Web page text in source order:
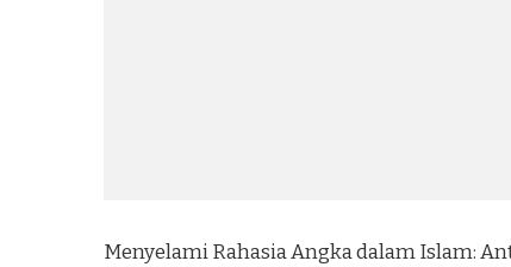
Menyelami Rahasia Angka dalam Islam: